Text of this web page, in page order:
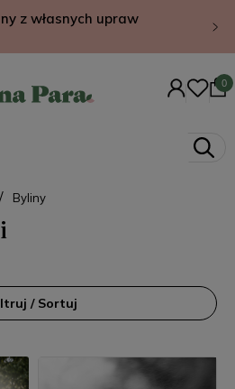
z własnych upraw
/ Byliny
/ Sortuj